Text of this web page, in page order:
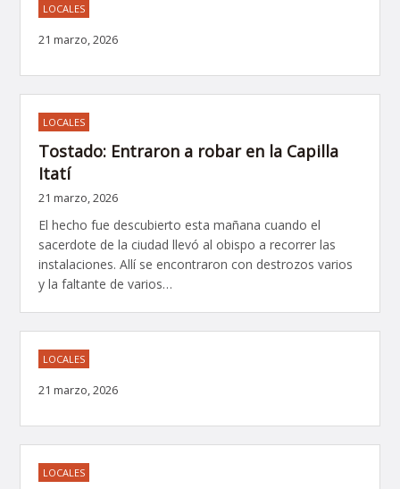
LOCALES
21 marzo, 2026
LOCALES
Tostado: Entraron a robar en la Capilla
Itatí
21 marzo, 2026
El hecho fue descubierto esta mañana cuando el
sacerdote de la ciudad llevó al obispo a recorrer las
instalaciones. Allí se encontraron con destrozos varios
y la faltante de varios…
LOCALES
21 marzo, 2026
LOCALES